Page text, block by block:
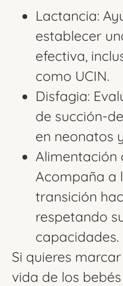
Lactancia:
establecer
efectiva,
como UCIN.
Disfagia:
de succión-
en neonatos
Alimentación
Acompaña a
transición
respetando
capacidades.
Si quieres
vida de los